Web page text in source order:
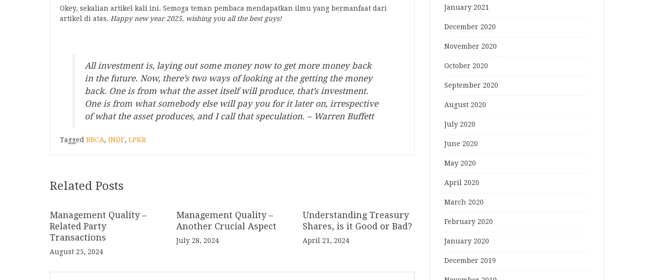
Okey, sekalian artikel kali ini. Semoga teman pembaca mendapatkan ilmu yang bermanfaat dari
artikel di atas. Happy new year 2025, wishing you all the best guys!
All investment is, laying out some money now to get more money back
in the future. Now, there’s two ways of looking at the getting the money
back. One is from what the asset itself will produce, that’s investment.
One is from what somebody else will pay you for it later on, irrespective
of what the asset produces, and I call that speculation. – Warren Buffett
Tagged BBCA, INDF, LPKR
Related Posts
Management Quality –
Related Party
Transactions
August 25, 2024
Management Quality –
Another Crucial Aspect
July 28, 2024
Understanding Treasury
Shares, is it Good or Bad?
April 21, 2024
January 2021
December 2020
November 2020
October 2020
September 2020
August 2020
July 2020
June 2020
May 2020
April 2020
March 2020
February 2020
January 2020
December 2019